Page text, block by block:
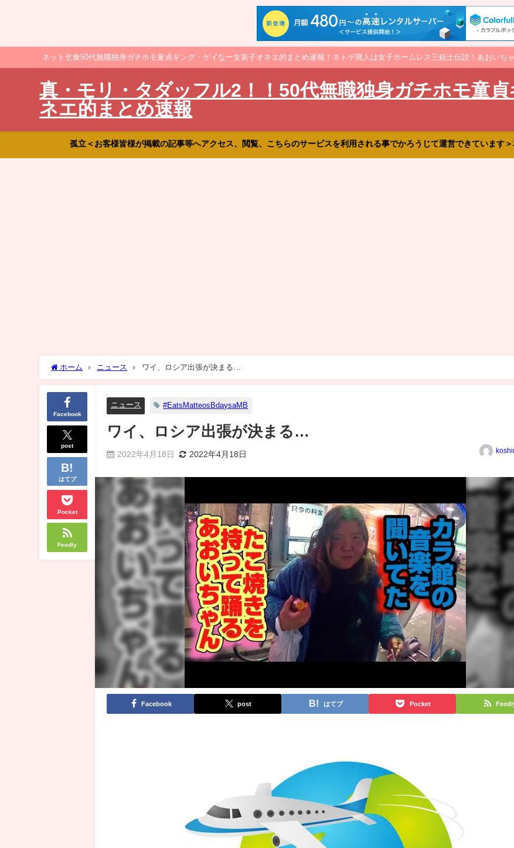
ネット乞食50代無職独身ガチホモ童貞ギング・ゲイなー女装子オネエ的まとめ速報！ネトゲ廃人は女子ホームレス三銃士伝説！あおいち
真・モリ・タダッフル2！！50代無職独身ガチホモ童
ネエ的まとめ速報
孤立＜お客様皆様が掲載の記事等へアクセス、閲覧、こちらのサービスを利用される事でかろうじて運営できています
ホーム ニュース ワイ、ロシア出張が決まる…
Facebook
post
はてブ
Pocket
Feedly
ニュース #EatsMatteosBdaysaMB
ワイ、ロシア出張が決まる…
2022年4月18日 2022年4月18日
Facebook post はてブ Pocket